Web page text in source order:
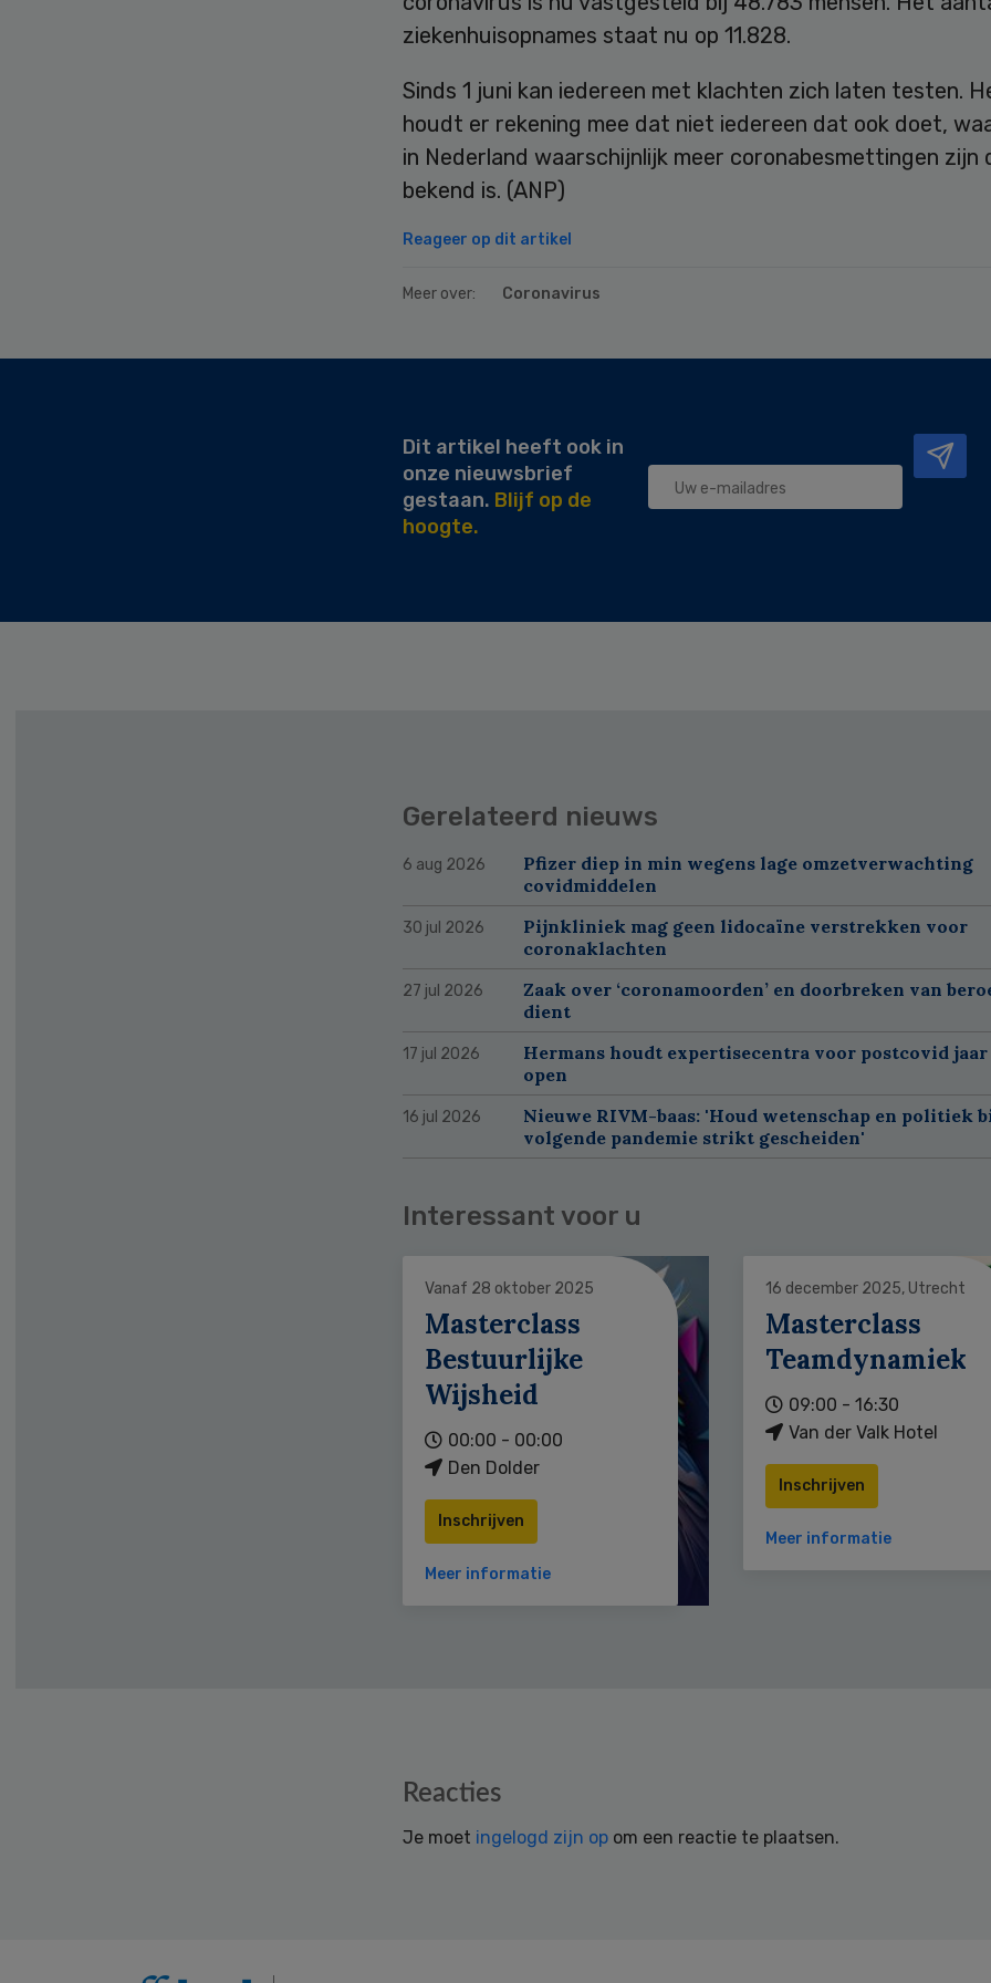
ziekenhuisopnames staat nu op 11.828.
Sinds 1 juni kan iedereen met klachten zich laten testen.
houdt er rekening mee dat niet iedereen dat ook doet,
in Nederland waarschijnlijk meer coronabesmettingen zijn
bekend is. (ANP)
Reageer op dit artikel
Meer over: Coronavirus
Dit artikel heeft ook in
onze nieuwsbrief
gestaan. Blijf op de
hoogte.
Gerelateerd nieuws
6 aug 2026
Pfizer diep in min wegens lage omzetverwachting
covidmiddelen
30 jul 2026
Pijnkliniek mag geen lidocaïne verstrekken voor
coronaklachten
27 jul 2026
Zaak over ‘coronamoorden’ en doorbreken van
dient
17 jul 2026
Hermans houdt expertisecentra voor postcovid
open
16 jul 2026
Nieuwe RIVM-baas: 'Houd wetenschap en politiek
volgende pandemie strikt gescheiden'
Interessant voor u
Vanaf 28 oktober 2025
Masterclass
Bestuurlijke
Wijsheid
00:00 - 00:00
Den Dolder
Inschrijven
Meer informatie
16 december 2025, Utrecht
Masterclass
Teamdynamiek
09:00 - 16:30
Van der Valk Hotel
Inschrijven
Meer informatie
Reacties
Je moet ingelogd zijn op om een reactie te plaatsen.